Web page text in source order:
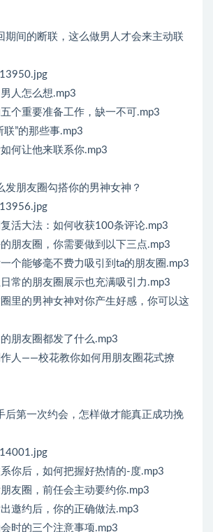
期间的断联，这么做男人才会来主动联
人怎么想.mp3
个重要准备工作，缺一不可.mp3
联”的那些事.mp3
何让他来联系你.mp3
发朋友圈勾搭你的男神女神？
活大法：如何收获100条评论.mp3
朋友圈，你需要做到以下三点.mp3
个能够毫不费力吸引到ta的朋友圈.mp3
常的朋友圈展示也充满吸引力.mp3
里的男神女神对你产生好感，你可以这
朋友圈都发了什么.mp3
作人——校花教你如何用朋友圈花式撩
后第一次约会，怎样做才能真正成功挽
你后，如何把握好热情的-度.mp3
友圈，前任会主动要约你.mp3
邀约后，你的正确做法.mp3
时的三个注意事项.mp3